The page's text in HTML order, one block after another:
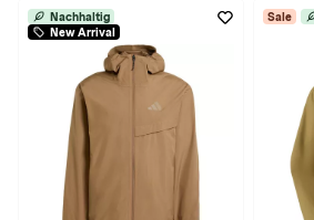
Nachhaltig
New Arrival
Sale